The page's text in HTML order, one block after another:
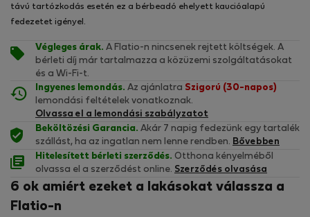
távú tartózkodás esetén ez a bérbeadó ehelyett kaucióalapú
fedezetet igényel.
Végleges árak. A Flatio-n nincsenek rejtett költségek. A
bérleti díj már tartalmazza a közüzemi szolgáltatásokat
és a Wi-Fi-t.
Ingyenes lemondás. Az ajánlatra Szigorú (30-napos)
lemondási feltételek vonatkoznak.
Olvassa el a lemondási szabályzatot
Beköltözési Garancia. Akár 7 napig fedezünk egy tartalék
szállást, ha az ingatlan nem lenne rendben.
Bővebben
Hitelesített bérleti szerződés. Otthona kényelméből
olvassa el a szerződést online. Szerződés olvasása
6 ok amiért ezeket a lakásokat válassza a
Flatio-n